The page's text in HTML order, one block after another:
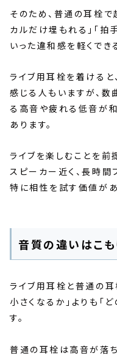
そのため、普通の耳栓で
カルだけ埋もれる」「拍
いった違和感を軽くでき
ライブ用耳栓を着けると
感じる人もいますが、数
る高音や疲れる低音が
あります。
ライブを楽しむことを前
スピーカー近く、長時間
特に相性を試す価値があ
音質の違いはこも
ライブ用耳栓と普通の
小さくなるか」よりも「
す。
普通の耳栓は高音が落